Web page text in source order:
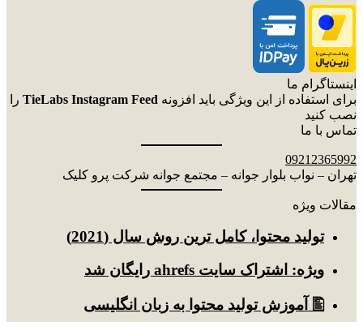
اینستاگرام ما
برای استفاده از این ویژگی باید افزونه TieLabs Instagram Feed را
نصب کنید
تماس با ما
09212365992
تهران – نواب بلوار جوانه – مجتمع جوانه شرکت پرو کلیک
مقالات ویژه
توليد محتوا، کامل ترین روش سال (2021)
ویژه: اشتراک سایت ahrefs رایگان شد
🖺 آموزش تولید محتوا به زبان انگلیسی